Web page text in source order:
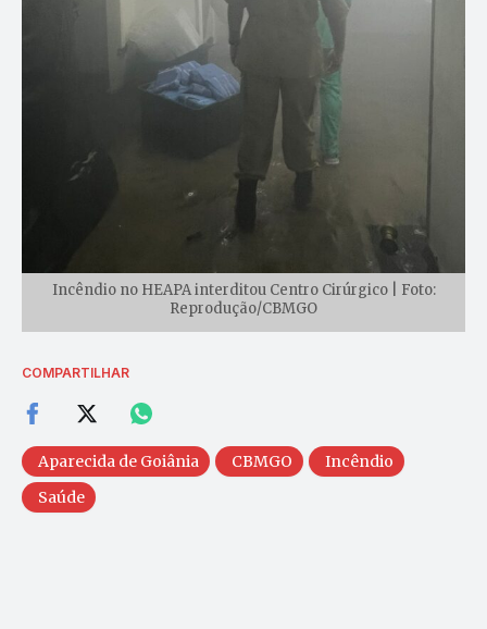
Incêndio no HEAPA interditou Centro Cirúrgico | Foto:
Reprodução/CBMGO
COMPARTILHAR
Aparecida de Goiânia CBMGO
Incêndio
Saúde